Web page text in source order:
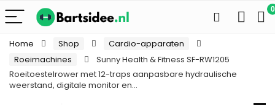
0
Home Shop
Cardio-apparaten
Roeimachines
Sunny Health & Fitness SF-RW1205
Roeitoestelrower met 12-traps aanpasbare hydraulische
weerstand, digitale monitor en…